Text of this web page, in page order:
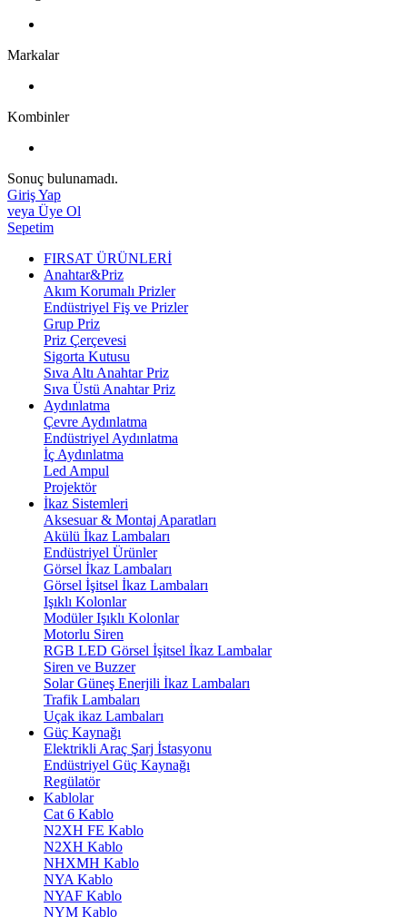
Markalar
Kombinler
Sonuç bulunamadı.
Giriş Yap
veya Üye Ol
Sepetim
FIRSAT ÜRÜNLERİ
Anahtar&Priz
Akım Korumalı Prizler
Endüstriyel Fiş ve Prizler
Grup Priz
Priz Çerçevesi
Sigorta Kutusu
Sıva Altı Anahtar Priz
Sıva Üstü Anahtar Priz
Aydınlatma
Çevre Aydınlatma
Endüstriyel Aydınlatma
İç Aydınlatma
Led Ampul
Projektör
İkaz Sistemleri
Aksesuar & Montaj Aparatları
Akülü İkaz Lambaları
Endüstriyel Ürünler
Görsel İkaz Lambaları
Görsel İşitsel İkaz Lambaları
Işıklı Kolonlar
Modüler Işıklı Kolonlar
Motorlu Siren
RGB LED Görsel İşitsel İkaz Lambalar
Siren ve Buzzer
Solar Güneş Enerjili İkaz Lambaları
Trafik Lambaları
Uçak ikaz Lambaları
Güç Kaynağı
Elektrikli Araç Şarj İstasyonu
Endüstriyel Güç Kaynağı
Regülatör
Kablolar
Cat 6 Kablo
N2XH FE Kablo
N2XH Kablo
NHXMH Kablo
NYA Kablo
NYAF Kablo
NYM Kablo